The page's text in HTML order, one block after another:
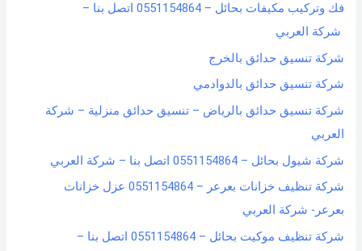
فك وتركيب مكيفات بحائل – 0551154864 اتصل بنا –
شركة العربي
شركة تنسيق حدائق بالخرج
شركة تنسيق حدائق بالدوادمي
شركة تنسيق حدائق بالرياض – تنسيق حدائق منزلية – شركة
العربي
شركة شيول بحائل – 0551154864 اتصل بنا – شركة العربي
شركة تنظيف خزانات بعرعر – 0551154864 عزل خزانات
بعرعر- شركة العربي
شركة تنظيف موكيت بحائل – 0551154864 اتصل بنا –